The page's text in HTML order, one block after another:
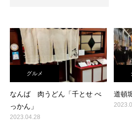
グルメ
なんば 肉うどん「千とせ べ
っかん」
2023.04.28
道頓